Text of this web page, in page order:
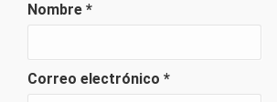
Nombre *
Correo electrónico *